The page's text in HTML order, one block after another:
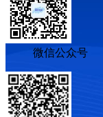
微信公众号